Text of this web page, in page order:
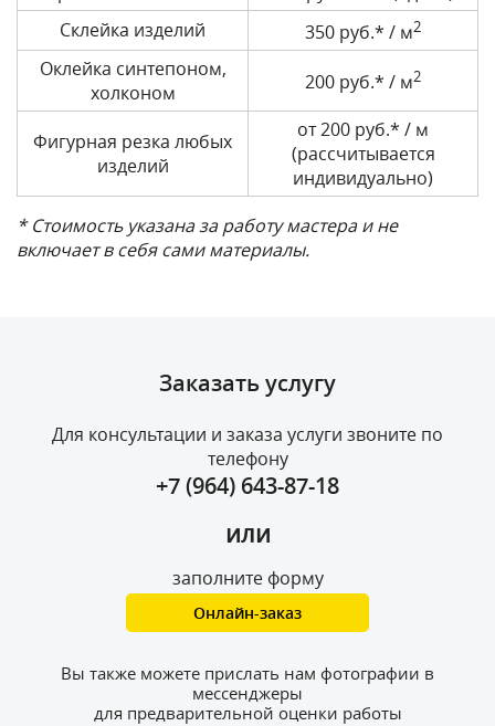
Склейка изделий
350 руб.* / м2
Оклейка синтепоном,
холконом
200 руб.* / м2
Фигурная резка любых
изделий
от 200 руб.* / м
(рассчитывается
индивидуально)
* Стоимость указана за работу мастера и не
включает в себя сами материалы.
Заказать услугу
Для консультации и заказа услуги звоните по
телефону
+7 (964) 643-87-18
или
заполните форму
Онлайн-заказ
Вы также можете прислать нам фотографии в
мессенджеры
для предварительной оценки работы